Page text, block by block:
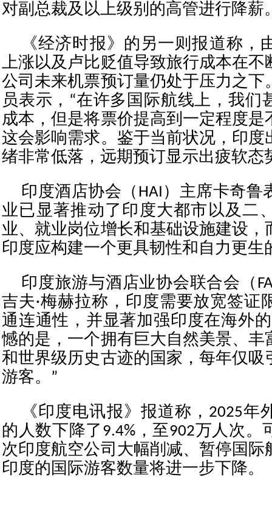
对副总裁及以上级别的高管进行降薪
《经济时报》的另一则报道称，
上涨以及卢比贬值导致旅行成本在不
公司未来机票预订量仍处于压力之下
员表示，“在许多国际航线上，我们
成本，但是将票价提高到一定程度是
这会影响需求。鉴于当前状况，印度
绪非常低落，远期预订显示出疲软态
印度酒店协会（HAI）主席卡奇鲁
业已显著推动了印度大都市以及二
业、就业岗位增长和基础设施建设，
印度应构建一个更具韧性和自力更生
印度旅游与酒店业协会联合会（
吉夫·梅赫拉称，印度需要放宽签证
通连通性，并显著加强印度在海外
憾的是，一个拥有巨大自然美景、丰
和世界级历史古迹的国家，每年仅吸
游客。”
《印度电讯报》报道称，2025年
的人数下降了9.4%，至902万人次。
次印度航空公司大幅削减、暂停国际
印度的国际游客数量将进一步下降。